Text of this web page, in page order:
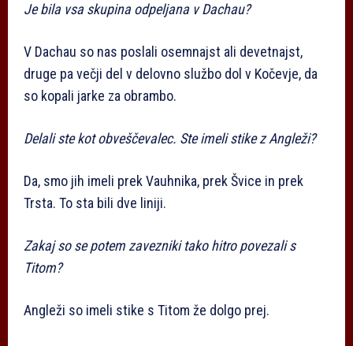
Je bila vsa skupina odpeljana v Dachau?
V Dachau so nas poslali osemnajst ali devetnajst,
druge pa večji del v delovno službo dol v Kočevje, da
so kopali jarke za obrambo.
Delali ste kot obveščevalec. Ste imeli stike z Angleži?
Da, smo jih imeli prek Vauhnika, prek Švice in prek
Trsta. To sta bili dve liniji.
Zakaj so se potem zavezniki tako hitro povezali s
Titom?
Angleži so imeli stike s Titom že dolgo prej.